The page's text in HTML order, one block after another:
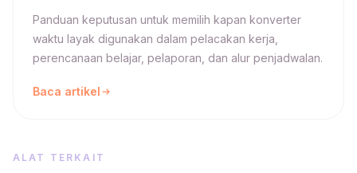
Panduan keputusan untuk memilih kapan konverter
waktu layak digunakan dalam pelacakan kerja,
perencanaan belajar, pelaporan, dan alur penjadwalan.
Baca artikel
ALAT TERKAIT